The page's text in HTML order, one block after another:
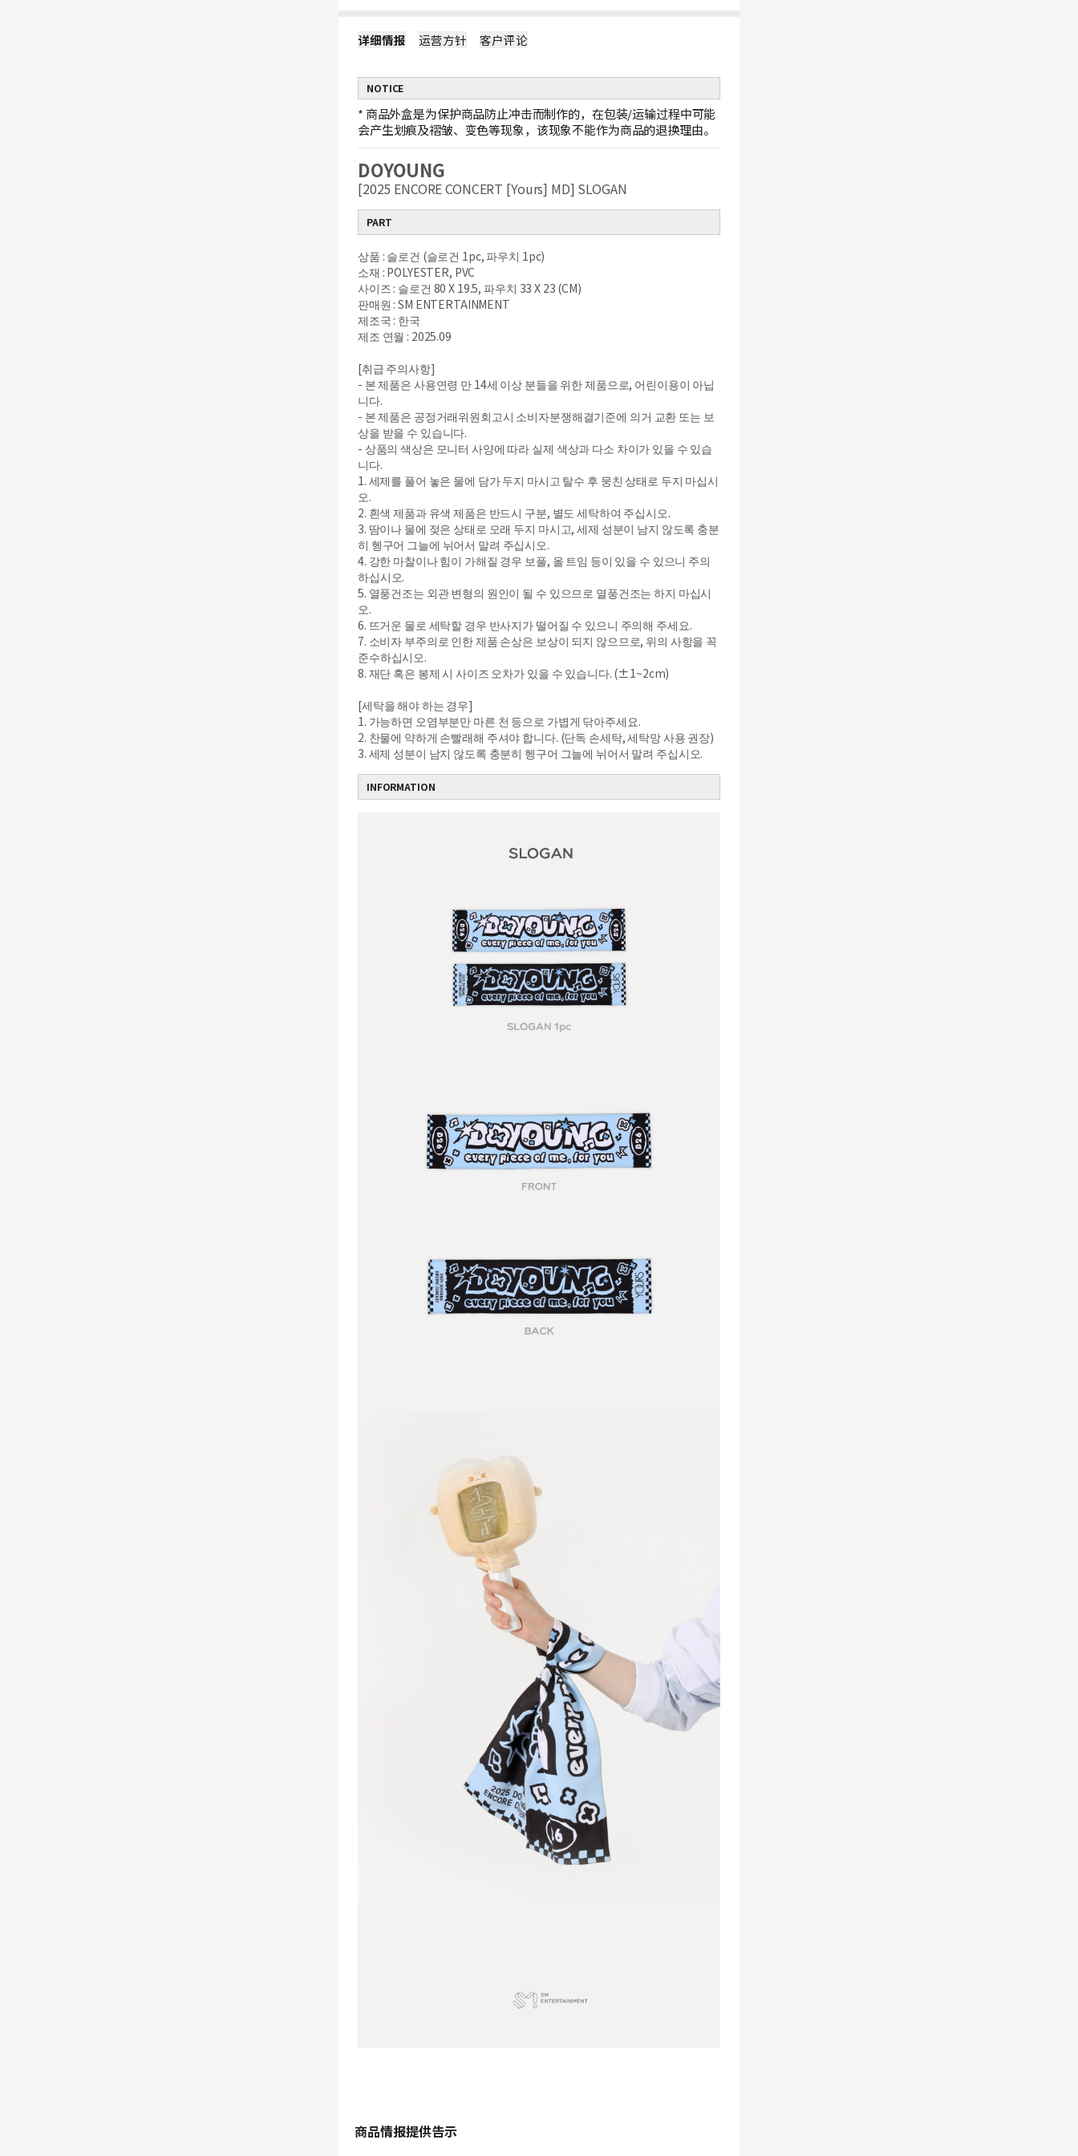
详细情报 运营方针 客户评论
NOTICE
* 商品外盒是为保护商品防止冲击而制作的，在包装/运输过程中可能
会产生划痕及褶皱、变色等现象，该现象不能作为商品的退换理由。
DOYOUNG
[2025 ENCORE CONCERT [Yours] MD] SLOGAN
PART
상품 : 슬로건 (슬로건 1pc, 파우치 1pc)
소재 : POLYESTER, PVC
사이즈 : 슬로건 80 X 19.5, 파우치 33 X 23 (CM)
판매원 : SM ENTERTAINMENT
제조국 : 한국
제조 연월 : 2025.09
[취급 주의사항]
- 본 제품은 사용연령 만 14세 이상 분들을 위한 제품으로, 어린이용이 아닙
니다.
- 본 제품은 공정거래위원회고시 소비자분쟁해결기준에 의거 교환 또는 보
상을 받을 수 있습니다.
- 상품의 색상은 모니터 사양에 따라 실제 색상과 다소 차이가 있을 수 있습
니다.
1. 세제를 풀어 놓은 물에 담가 두지 마시고 탈수 후 뭉친 상태로 두지 마십시
오.
2. 흰색 제품과 유색 제품은 반드시 구분, 별도 세탁하여 주십시오.
3. 땀이나 물에 젖은 상태로 오래 두지 마시고, 세제 성분이 남지 않도록 충분
히 헹구어 그늘에 뉘어서 말려 주십시오.
4. 강한 마찰이나 힘이 가해질 경우 보풀, 올 트임 등이 있을 수 있으니 주의
하십시오.
5. 열풍건조는 외관 변형의 원인이 될 수 있으므로 열풍건조는 하지 마십시
오.
6. 뜨거운 물로 세탁할 경우 반사지가 떨어질 수 있으니 주의해 주세요.
7. 소비자 부주의로 인한 제품 손상은 보상이 되지 않으므로, 위의 사항을 꼭
준수하십시오.
8. 재단 혹은 봉제 시 사이즈 오차가 있을 수 있습니다. (±1~2cm)
[세탁을 해야 하는 경우]
1. 가능하면 오염부분만 마른 천 등으로 가볍게 닦아주세요.
2. 찬물에 약하게 손빨래해 주셔야 합니다. (단독 손세탁, 세탁망 사용 권장)
3. 세제 성분이 남지 않도록 충분히 헹구어 그늘에 뉘어서 말려 주십시오.
INFORMATION
商品情报提供告示